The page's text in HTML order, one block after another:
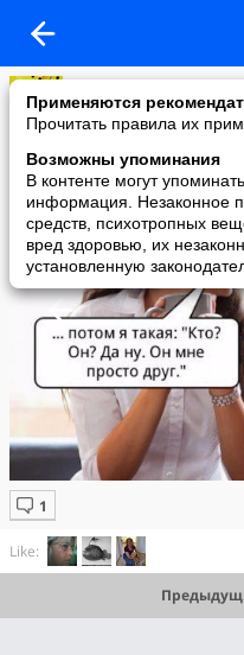
Применяются
Прочитать правила их
Возможны упоминания
В контенте могут
информация. Незаконное
средств, психотропных
вред здоровью, их
установленную
ЮМОР
added a photo
17 Jun в 19:00
Like: